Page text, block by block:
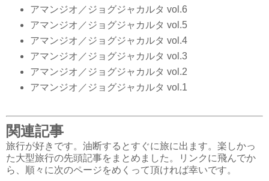
アマンジオ／ジョグジャカルタ vol.6
アマンジオ／ジョグジャカルタ vol.5
アマンジオ／ジョグジャカルタ vol.4
アマンジオ／ジョグジャカルタ vol.3
アマンジオ／ジョグジャカルタ vol.2
アマンジオ／ジョグジャカルタ vol.1
関連記事
旅行が好きです。油断するとすぐに旅に出ます。楽しかっ
た大型旅行の先頭記事をまとめました。リンクに飛んでか
ら、順々に次のページをめくって頂ければ幸いです。